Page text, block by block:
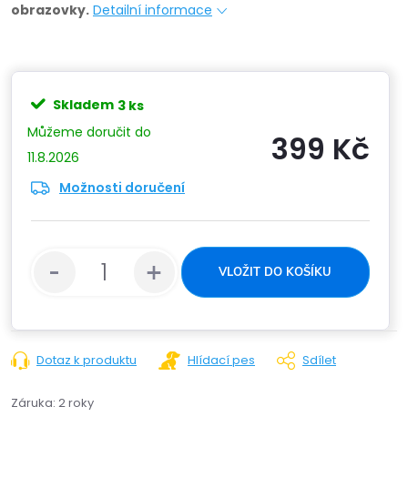
obrazovky. Detailní informace
Skladem 3 ks
11.8.2026
Možnosti doručení
399 Kč
VLOŽIT DO KOŠÍKU
Dotaz k produktu Hlídací pes Sdílet
Záruka: 2 roky